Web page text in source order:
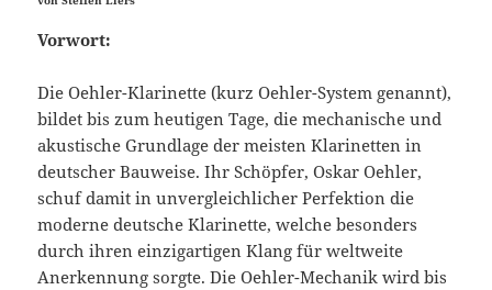
Vorwort:
Die Oehler-Klarinette (kurz Oehler-System genannt),
bildet bis zum heutigen Tage, die mechanische und
akustische Grundlage der meisten Klarinetten in
deutscher Bauweise. Ihr Schöpfer, Oskar Oehler,
schuf damit in unvergleichlicher Perfektion die
moderne deutsche Klarinette, welche besonders
durch ihren einzigartigen Klang für weltweite
Anerkennung sorgte. Die Oehler-Mechanik wird bis